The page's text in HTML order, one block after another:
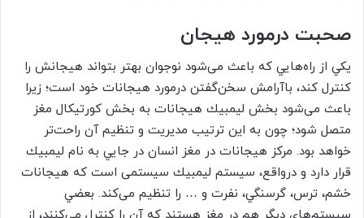
صحبت درمورد هیجان
يكي از راه‌هايي كه باعث می‌شود نوجوان بهتر بتواند هيجانش را
كنترل كند، باآرامش سخن‌گفتن درمورد هیجانات خود است؛ زيرا
باعث می‌شود بخش ليمبيك هيجانات به بخش كورتيكال مغز
متصل شود؛ چون به اين ترتيب مديريت و تنظيم آن راحت‌تر
خواهد بود. مركز هيجانات در مغز انسان در جايي به نام ليمبيك
قرار دارد و درواقع، سيستم ليمبيك سيستمی ‌است كه هيجانات
خشم، ترس، گرسنگي، نفرت و … را تنظيم می‌كند. بعضي